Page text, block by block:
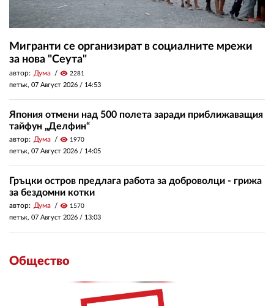
Мигранти се организират в социалните мрежи
за нова "Сеута"
автор: Дума visibility 2281
петък, 07 Август 2026 / 14:53
Япония отмени над 500 полета заради приближаващия
тайфун „Делфин“
автор: Дума visibility 1970
петък, 07 Август 2026 / 14:05
Гръцки остров предлага работа за доброволци - грижа
за бездомни котки
автор: Дума visibility 1570
петък, 07 Август 2026 / 13:03
Общество